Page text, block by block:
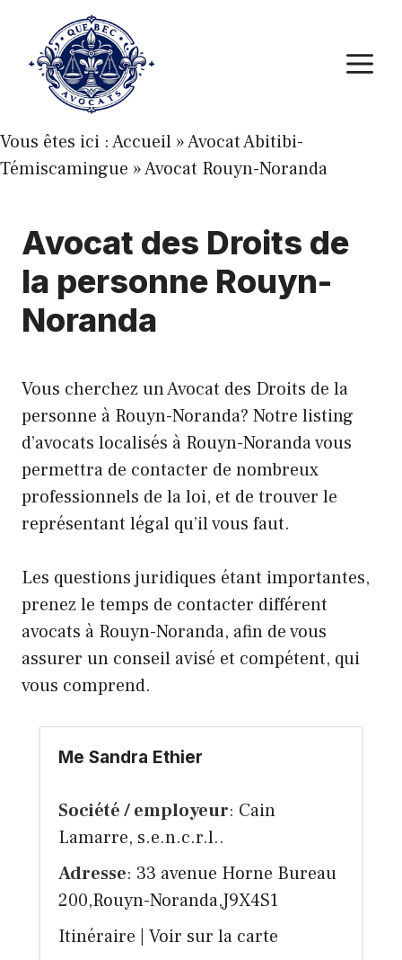
contenu
Vous êtes ici :Accueil »Avocat Abitibi-
Témiscamingue »Avocat Rouyn-Noranda
Avocat des Droits de
la personne Rouyn-
Noranda
Vous cherchez un Avocat des Droits de la
personne à Rouyn-Noranda? Notre listing
d’avocats localisés à Rouyn-Noranda vous
permettra de contacter de nombreux
professionnels de la loi, et de trouver le
représentant légal qu’il vous faut.
Les questions juridiques étant importantes,
prenez le temps de contacter différent
avocats à Rouyn-Noranda, afin de vous
assurer un conseil avisé et compétent, qui
vous comprend.
Me Sandra Ethier
Société / employeur: Cain
Lamarre, s.e.n.c.r.l..
Adresse: 33 avenue Horne Bureau
200,Rouyn-Noranda,J9X4S1
Itinéraire
Voir sur la carte